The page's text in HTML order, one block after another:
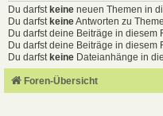
Du darfst keine neuen Themen in
Du darfst keineAntworten zu
Du darfst deine Beiträge in diesem
Du darfst deine Beiträge in diesem
Du darfst keine Dateianhänge in
Foren-Übersicht